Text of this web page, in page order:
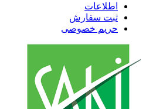
اطلاعات
ثبت سفارش
حریم خصوصی